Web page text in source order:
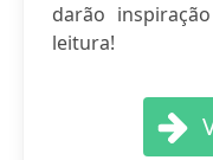
darão
leitura!